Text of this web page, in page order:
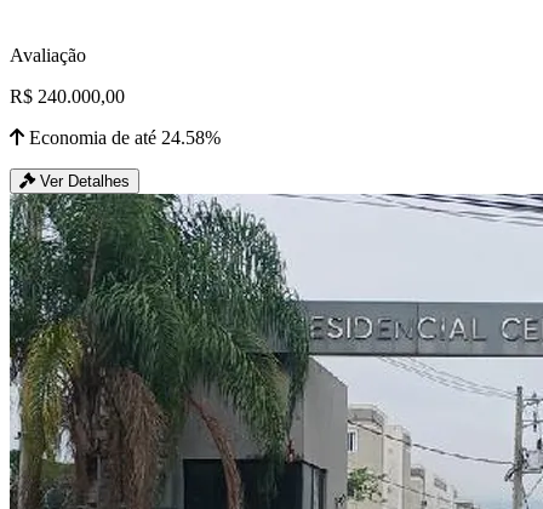
Avaliação
R$ 240.000,00
Economia de até 24.58%
Ver Detalhes